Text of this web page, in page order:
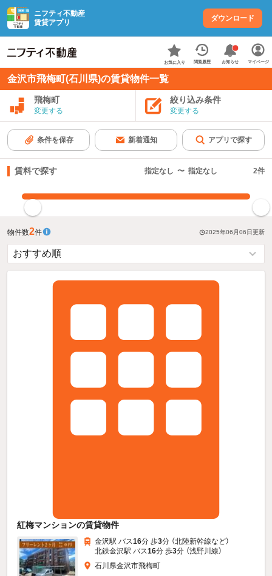
ニフティ不動産
賃貸アプリ
ダウンロード
お気に入り 閲覧履歴 お知らせ マイページ
金沢市飛梅町(石川県)の賃貸物件一覧
飛梅町
変更する
絞り込み条件
変更する
条件を保存 新着通知 アプリで探す
賃料で探す 指定なし 〜 指定なし 2件
物件数2件 2025年06月06日更新
紅梅マンションの賃貸物件
金沢駅 バス16分 歩3分 （北陸新幹線など）
北鉄金沢駅 バス16分 歩3分 （浅野川線）
石川県金沢市飛梅町